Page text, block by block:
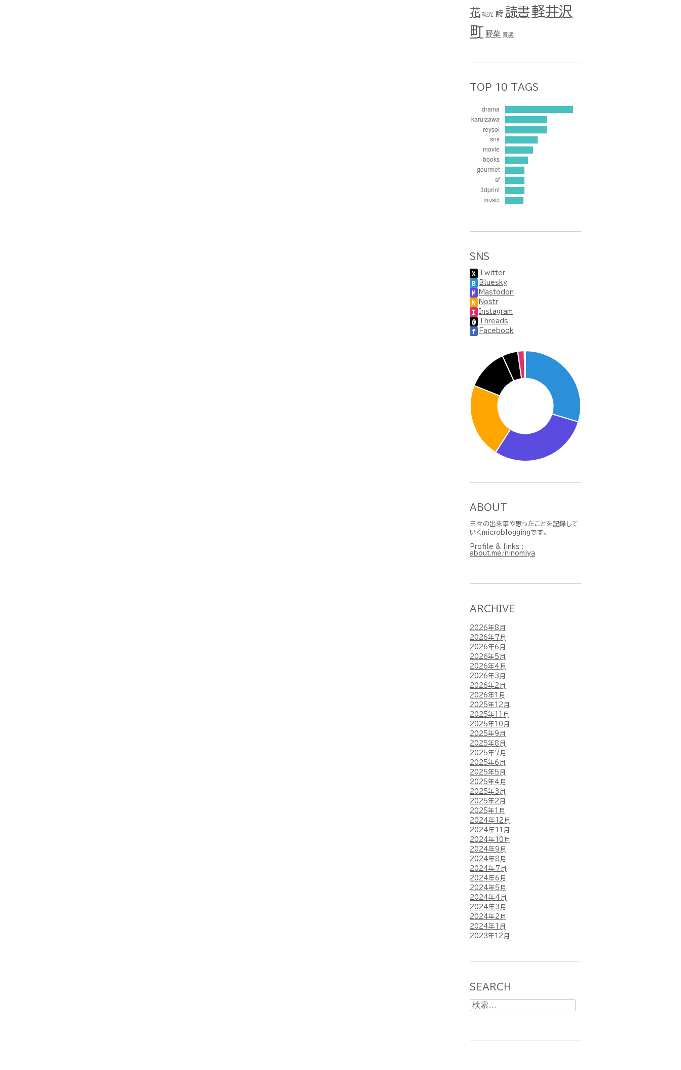
花 観光 詩 読書軽井沢
町 野草 音楽
TOP 10 TAGS
SNS
X Twitter
B Bluesky
M Mastodon
N Nostr
I Instagram
@ Threads
f Facebook
ABOUT
日々の出来事や思ったことを記録して
いくmicrobloggingです。
Profile & links :
about.me/ninomiya
ARCHIVE
2026年8月
2026年7月
2026年6月
2026年5月
2026年4月
2026年3月
2026年2月
2026年1月
2025年12月
2025年11月
2025年10月
2025年9月
2025年8月
2025年7月
2025年6月
2025年5月
2025年4月
2025年3月
2025年2月
2025年1月
2024年12月
2024年11月
2024年10月
2024年9月
2024年8月
2024年7月
2024年6月
2024年5月
2024年4月
2024年3月
2024年2月
2024年1月
2023年12月
SEARCH
検
索: